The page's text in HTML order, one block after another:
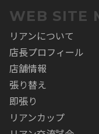
WEB SITE
リアンについて
店長プロフィール
店舗情報
張り替え
即張り
リアンカップ